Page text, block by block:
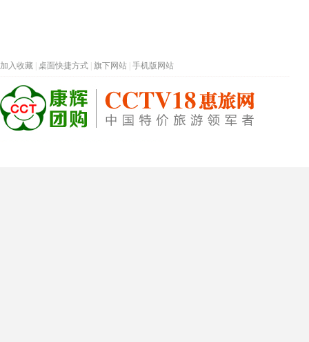
加入收藏 桌面快捷方式 旗下网站 手机版网站